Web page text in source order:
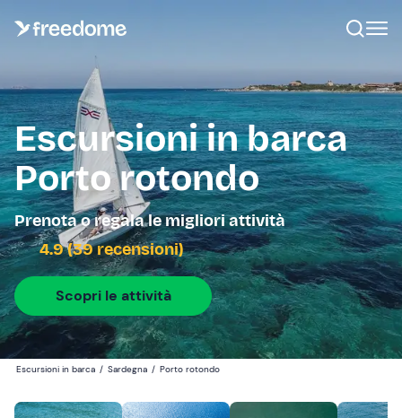
Escursioni in barca
Porto rotondo
Prenota o regala le migliori attività
4.9 (39 recensioni)
Scopri le attività
Escursioni in barca / Sardegna / Porto rotondo